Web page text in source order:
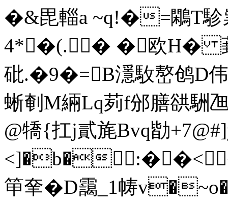
�&毘輜a ~q!�=鷴T駗
4*�(.� �欧H� 葑
砒.�9�=B濦駇嶅鸧D
蜥剦M緉Lq茢f邠膳谼駲
@犞{扛j貳旄Bvq勓
<]�b�:��<�
笚羍�D靄_1帱